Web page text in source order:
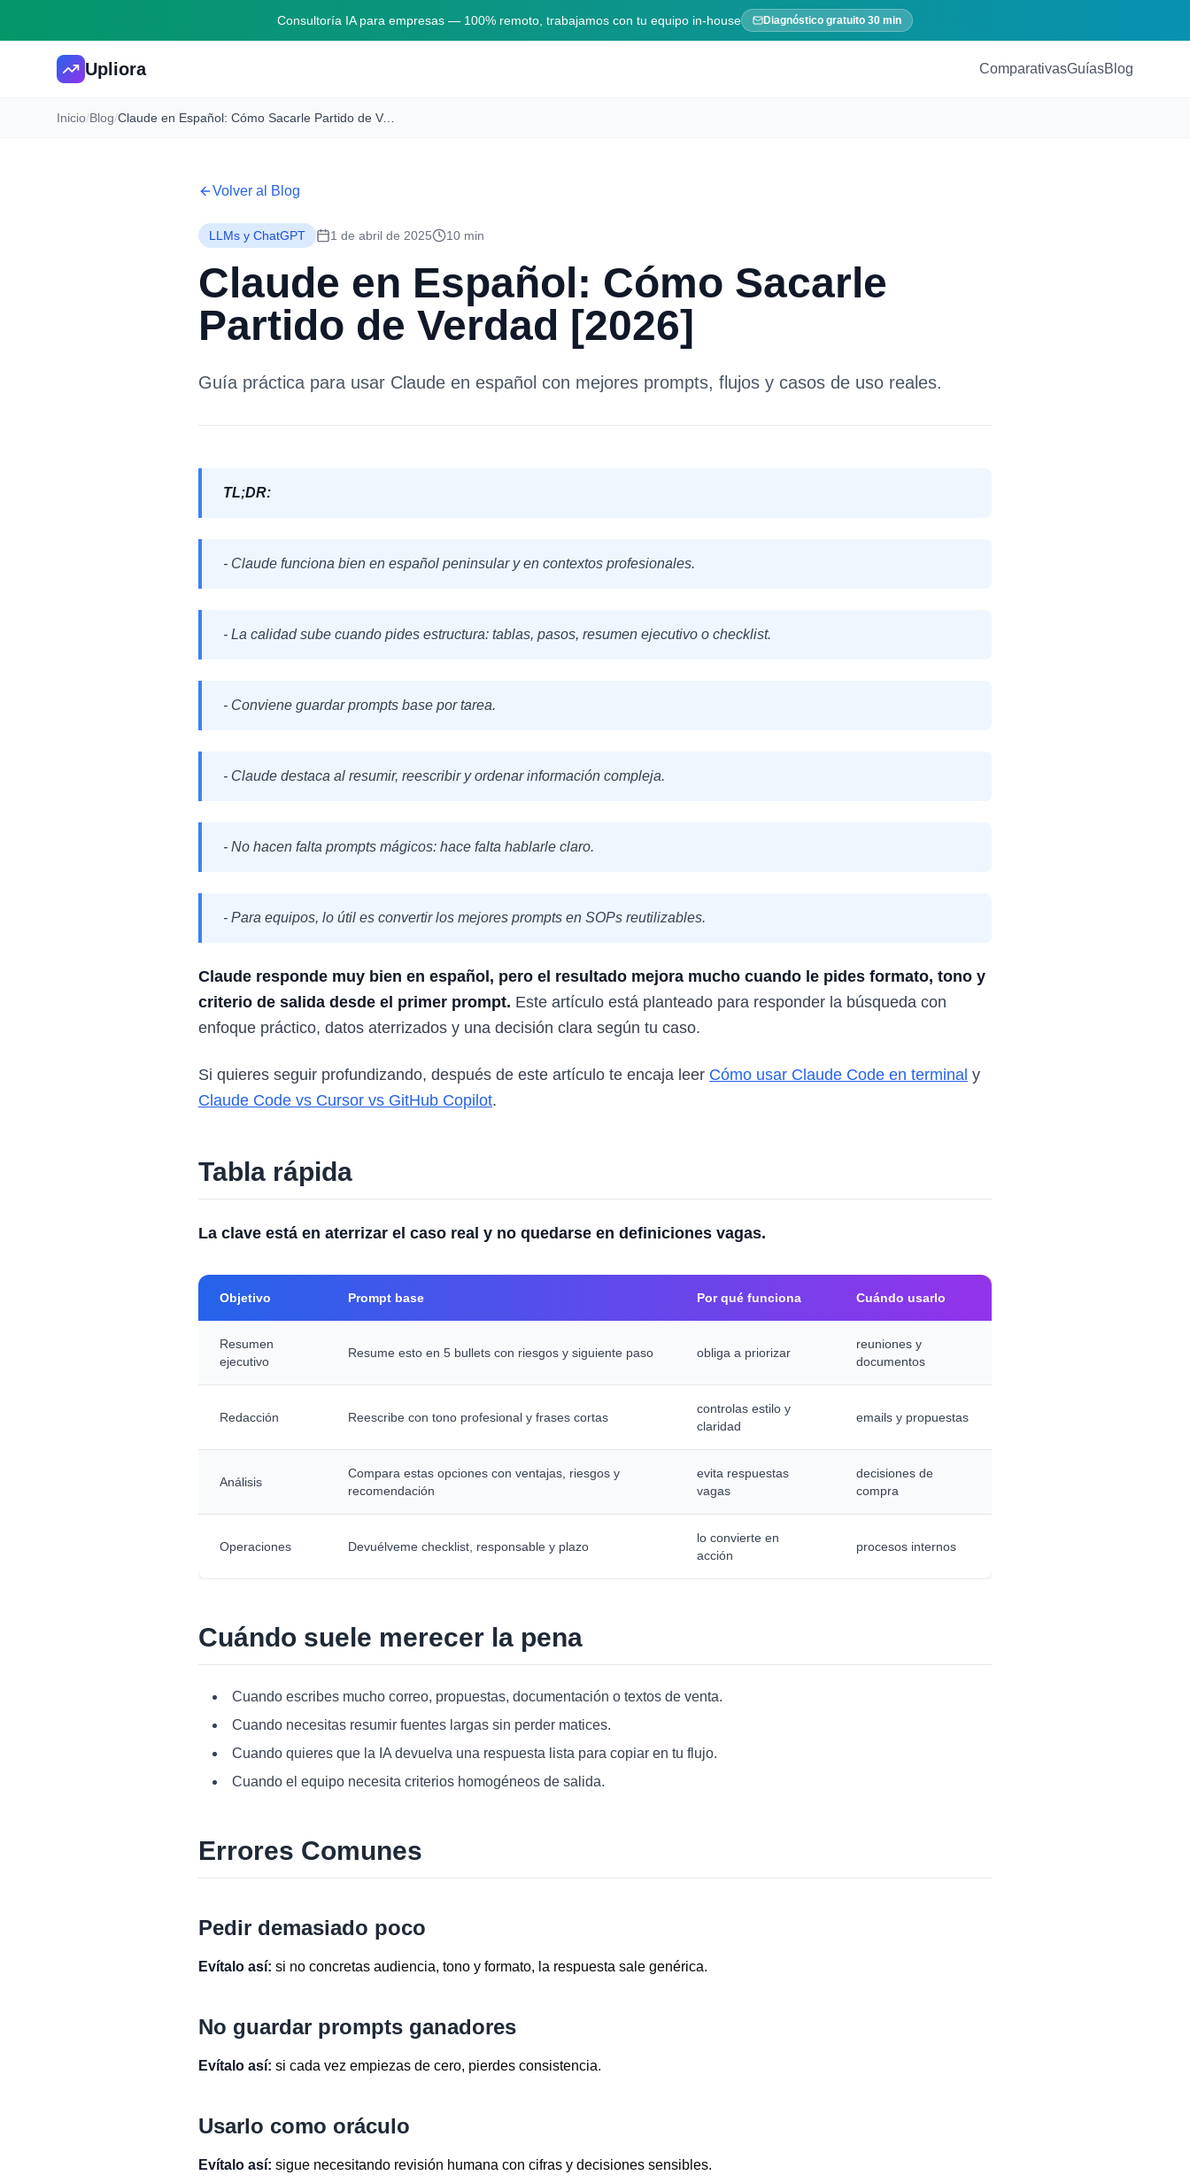
Consultoría IA para empresas — 100% remoto, trabajamos con tu equipo in-house Diagnóstico gratuito 30 min
Upliora ComparativasGuíasBlog
Inicio/Blog/ Claude en Español: Cómo Sacarle Partido de Verdad [2026]
Volver al Blog
LLMs y ChatGPT 1 de abril de 2025 10 min
Claude en Español: Cómo Sacarle
Partido de Verdad [2026]
Guía práctica para usar Claude en español con mejores prompts, flujos y casos de uso reales.
TL;DR:
- Claude funciona bien en español peninsular y en contextos profesionales.
- La calidad sube cuando pides estructura: tablas, pasos, resumen ejecutivo o checklist.
- Conviene guardar prompts base por tarea.
- Claude destaca al resumir, reescribir y ordenar información compleja.
- No hacen falta prompts mágicos: hace falta hablarle claro.
- Para equipos, lo útil es convertir los mejores prompts en SOPs reutilizables.
Claude responde muy bien en español, pero el resultado mejora mucho cuando le pides formato, tono y
criterio de salida desde el primer prompt. Este artículo está planteado para responder la búsqueda con
enfoque práctico, datos aterrizados y una decisión clara según tu caso.
Si quieres seguir profundizando, después de este artículo te encaja leer Cómo usar Claude Code en terminal y
Claude Code vs Cursor vs GitHub Copilot.
Tabla rápida
La clave está en aterrizar el caso real y no quedarse en definiciones vagas.
Objetivo Prompt base Por qué funciona Cuándo usarlo
Resumen
ejecutivo
Resume esto en 5 bullets con riesgos y siguiente paso obliga a priorizar
reuniones y
documentos
Redacción Reescribe con tono profesional y frases cortas
controlas estilo y
claridad
emails y propuestas
Análisis
Compara estas opciones con ventajas, riesgos y
recomendación
evita respuestas
vagas
decisiones de
compra
Operaciones Devuélveme checklist, responsable y plazo
lo convierte en
acción
procesos internos
Cuándo suele merecer la pena
Cuando escribes mucho correo, propuestas, documentación o textos de venta.
Cuando necesitas resumir fuentes largas sin perder matices.
Cuando quieres que la IA devuelva una respuesta lista para copiar en tu flujo.
Cuando el equipo necesita criterios homogéneos de salida.
Errores Comunes
Pedir demasiado poco
Evítalo así: si no concretas audiencia, tono y formato, la respuesta sale genérica.
No guardar prompts ganadores
Evítalo así: si cada vez empiezas de cero, pierdes consistencia.
Usarlo como oráculo
Evítalo así: sigue necesitando revisión humana con cifras y decisiones sensibles.